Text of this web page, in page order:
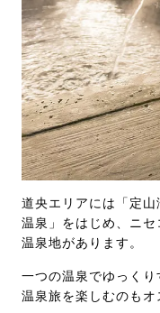
道央エリアには「定
温泉」をはじめ、ニ
温泉地があります。
一つの温泉でゆっく
温泉旅を楽しむのもオ